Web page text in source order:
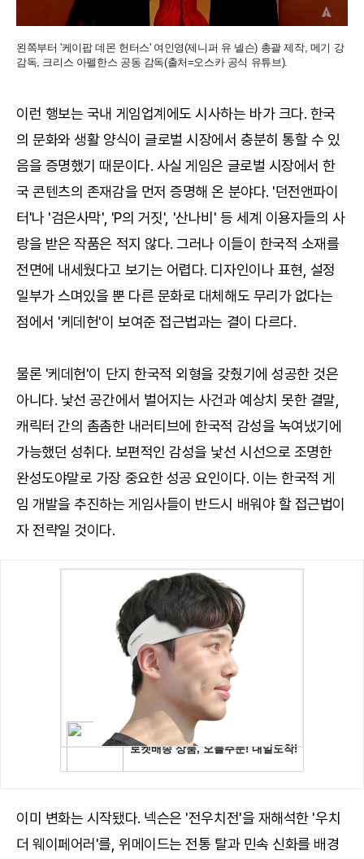
왼쪽부터 '케이팝 데몬 헌터스' 여인영(제니퍼 유 넬슨) 총괄 제작, 메기 강
감독, 크리스 아펠한스 공동 감독(출처=오스카 공식 유튜브).
이런 행보는 국내 게임업계에도 시사하는 바가 크다. 한국
의 문화와 생활 양식이 글로벌 시장에서 충분히 통할 수 있
음을 증명했기 때문이다. 사실 게임은 글로벌 시장에서 한
국 콘텐츠의 존재감을 먼저 증명해 온 분야다. '던전앤파이
터'나 '검은사막', 'P의 거짓', '산나비' 등 세계 이용자들의 사
랑을 받은 작품은 적지 않다. 그러나 이들이 한국적 소재를
전면에 내세웠다고 보기는 어렵다. 디자인이나 표현, 설정
일부가 스며있을 뿐 다른 문화로 대체해도 무리가 없다는
점에서 '케데헌'이 보여준 접근법과는 결이 다르다.
물론 '케데헌'이 단지 한국적 외형을 갖췄기에 성공한 것은
아니다. 낯선 공간에서 벌어지는 사건과 예상치 못한 결말,
캐릭터 간의 촘촘한 내러티브에 한국적 감성을 녹여냈기에
가능했던 성취다. 보편적인 감성을 낯선 시선으로 조명한
완성도야말로 가장 중요한 성공 요인이다. 이는 한국적 게
임 개발을 추진하는 게임사들이 반드시 배워야 할 접근법이
자 전략일 것이다.
이미 변화는 시작됐다. 넥슨은 '전우치전'을 재해석한 '우치
더 웨이페어러'를, 위메이드는 전통 탈과 민속 신화를 배경